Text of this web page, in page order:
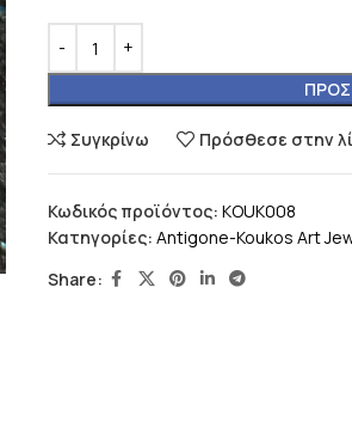
Συγκρίνω Πρόσθεσε στην
Κωδικός προϊόντος: KOUK008
Κατηγορίες: Antigone-Koukos Art
Share: